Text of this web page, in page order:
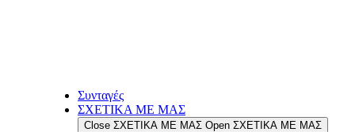
Συνταγές
ΣΧΕΤΙΚΑ ΜΕ ΜΑΣ
Close ΣΧΕΤΙΚΑ ΜΕ ΜΑΣ Open ΣΧΕΤΙΚΑ ΜΕ ΜΑΣ